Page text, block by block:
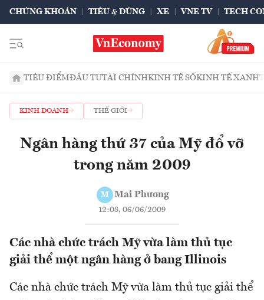
CHỨNG KHOÁN TIÊU & DÙNG XE VNE TV TECH
TIÊU ĐIỂMĐẦU TƯTÀI CHÍNHKINH TẾ SỐKINH TẾ XANH
KINH DOANH THẾ GIỚI
Ngân hàng thứ 37 của Mỹ đổ vỡ
trong năm 2009
M Mai Phương
12:08, 06/06/2009
Các nhà chức trách Mỹ vừa làm thủ tục
giải thể một ngân hàng ở bang Illinois
Các nhà chức trách Mỹ vừa làm thủ tục giải thể